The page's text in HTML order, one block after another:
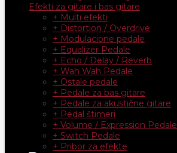
Efekti za gitare i bas gitare
+ Multi efekti
+ Distortion / Overdrive
+ Modulacione pedale
+ Equalizer Pedale
+ Echo / Delay / Reverb
+ Wah Wah Pedale
+ Ostale pedale
+ Pedale za bas gitare
+ Pedale za akustične gitare
+ Pedal štimeri
+ Volume / Expression Pedale
+ Switch Pedale
+ Pribor za efekte